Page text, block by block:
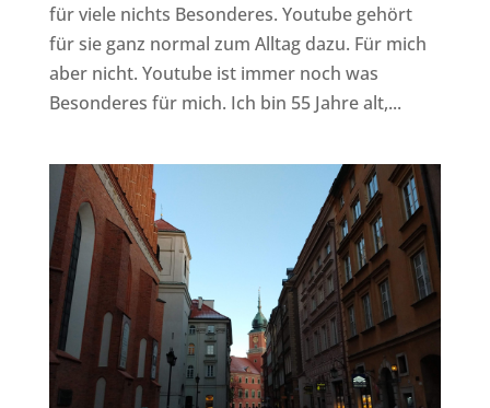
für viele nichts Besonderes. Youtube gehört
für sie ganz normal zum Alltag dazu. Für mich
aber nicht. Youtube ist immer noch was
Besonderes für mich. Ich bin 55 Jahre alt,...